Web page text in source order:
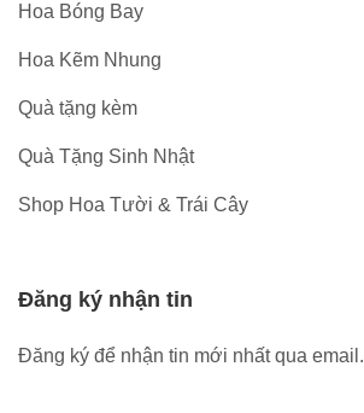
Hoa Bóng Bay
Hoa Kẽm Nhung
Quà tặng kèm
Quà Tặng Sinh Nhật
Shop Hoa Tười & Trái Cây
Đăng ký nhận tin
Đăng ký để nhận tin mới nhất qua email.